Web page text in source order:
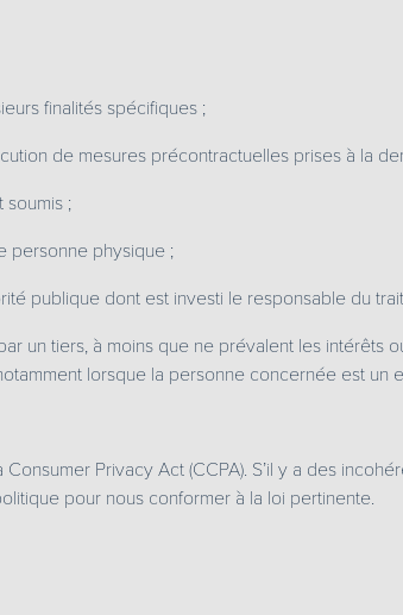
finalités spécifiques ;
de mesures précontractuelles prises à la
;
personne physique ;
publique dont est investi le responsable du
un tiers, à moins que ne prévalent les intérêts
lorsque la personne concernée est un
Privacy Act (CCPA). S’il y a des
pour nous conformer à la loi pertinente.